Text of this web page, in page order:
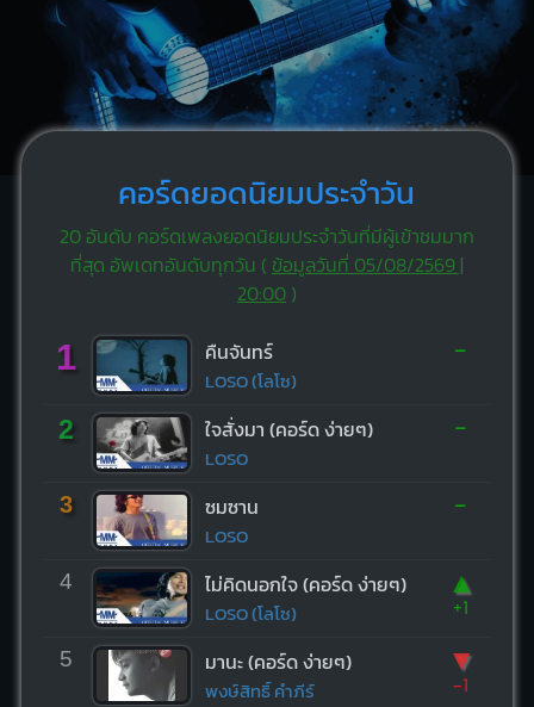
คอร์ดยอดนิยมประจำวัน
20 อันดับ คอร์ดเพลงยอดนิยมประจำวันที่มีผู้เข้าชมมาก
ที่สุด อัพเดทอันดับทุกวัน ( ข้อมูลวันที่ 05/08/2569 |
20:00)
1 คืนจันทร์
LOSO (โลโซ)
-
2 ใจสั่งมา (คอร์ด ง่ายๆ)
LOSO
-
3 ซมซาน
LOSO
-
4 ไม่คิดนอกใจ (คอร์ด ง่ายๆ)
LOSO (โลโซ)
▲
+1
5 มานะ (คอร์ด ง่ายๆ)
พงษ์สิทธิ์ คำภีร์
▼
-1